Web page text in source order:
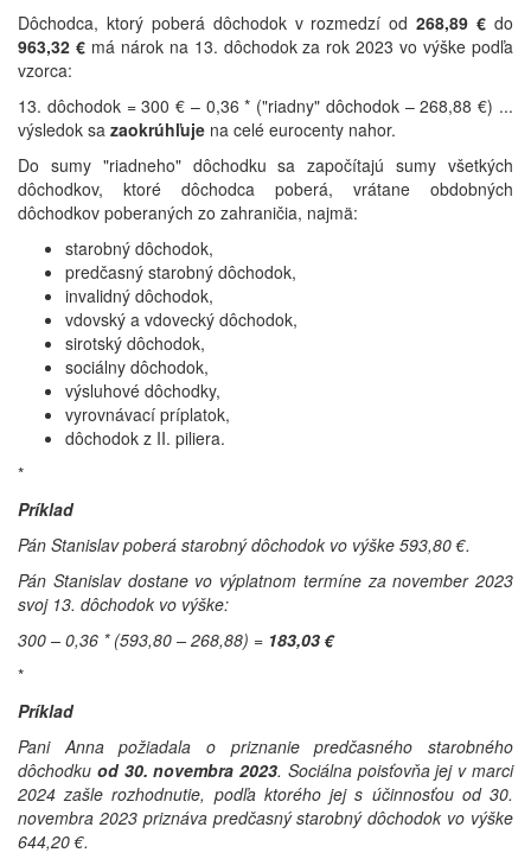
Dôchodca, ktorý poberá dôchodok v rozmedzí od268,89 € do
963,32 €má nárok na 13. dôchodok za rok 2023 vo výške podľa
vzorca:
13. dôchodok = 300 € – 0,36 * ("riadny" dôchodok – 268,88 €) ...
výsledok sa zaokrúhľuje na celé eurocenty nahor.
Do sumy "riadneho" dôchodku sa započítajú sumy všetkých
dôchodkov, ktoré dôchodca poberá, vrátane obdobných
dôchodkov poberaných zo zahraničia, najmä:
starobný dôchodok,
predčasný starobný dôchodok,
invalidný dôchodok,
vdovský a vdovecký dôchodok,
sirotský dôchodok,
sociálny dôchodok,
výsluhové dôchodky,
vyrovnávací príplatok,
dôchodok z II. piliera.
*
Príklad
Pán Stanislav poberá starobný dôchodok vo výške 593,80 €.
Pán Stanislav dostane vo výplatnom termíne za november 2023
svoj 13. dôchodok vo výške:
300 – 0,36 * (593,80 – 268,88) = 183,03 €
*
Príklad
Pani Anna požiadala o priznanie predčasného starobného
dôchodku od 30. novembra 2023. Sociálna poisťovňa jej v marci
2024 zašle rozhodnutie, podľa ktorého jej s účinnosťou od 30.
novembra 2023 priznáva predčasný starobný dôchodok vo výške
644,20 €.